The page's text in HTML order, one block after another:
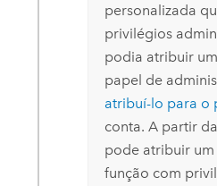
personalizada
privilégios
podia atribuir
papel de
atribuí-lo para o
conta. A partir
pode atribuir
função com